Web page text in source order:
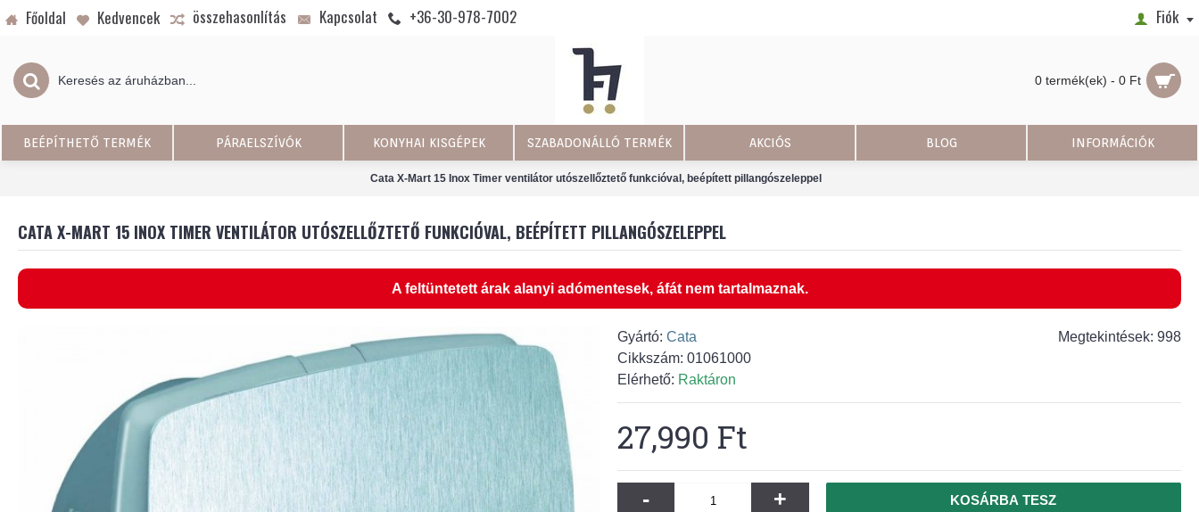
Főoldal Kedvencek összehasonlítás Kapcsolat +36-30-978-7002 Fiók
0 termék(ek) - 0 Ft
BEÉPÍTHETŐ TERMÉK PÁRAELSZÍVÓK KONYHAI KISGÉPEK SZABADONÁLLÓ TERMÉK AKCIÓS BLOG INFORMÁCIÓK
Cata X-Mart 15 Inox Timer ventilátor utószellőztető funkcióval, beépített pillangószeleppel
CATA X-MART 15 INOX TIMER VENTILÁTOR UTÓSZELLŐZTETŐ FUNKCIÓVAL, BEÉPÍTETT PILLANGÓSZELEPPEL
A feltüntetett árak alanyi adómentesek, áfát nem tartalmaznak.
Megtekintések: 998
Gyártó: Cata
Cikkszám: 01061000
Elérhető: Raktáron
27,990 Ft
- + KOSÁRBA TESZ